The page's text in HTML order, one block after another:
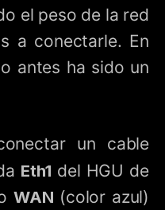
el peso de la red
a conectarle. En
antes ha sido un
un cable
Eth1 del HGU de
WAN (color azul)